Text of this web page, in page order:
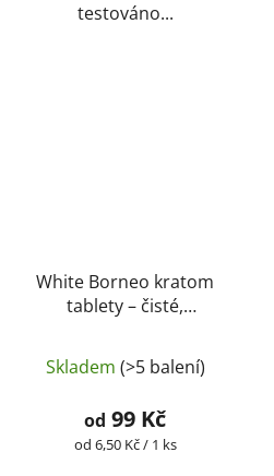
testováno...
White Borneo kratom
tablety – čisté,
testované |
GreenGuru
Skladem (>5 balení)
od 99 Kč
Měrná
od 6,50 Kč / 1 ks